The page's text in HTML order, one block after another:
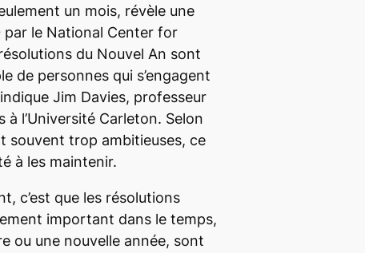
un mois, révèle une
par le National Center for
du Nouvel An sont
de personnes qui s’engagent
Jim Davies, professeur
l’Université Carleton. Selon
souvent trop ambitieuses, ce
à les maintenir.
c’est que les résolutions
important dans le temps,
ou une nouvelle année, sont